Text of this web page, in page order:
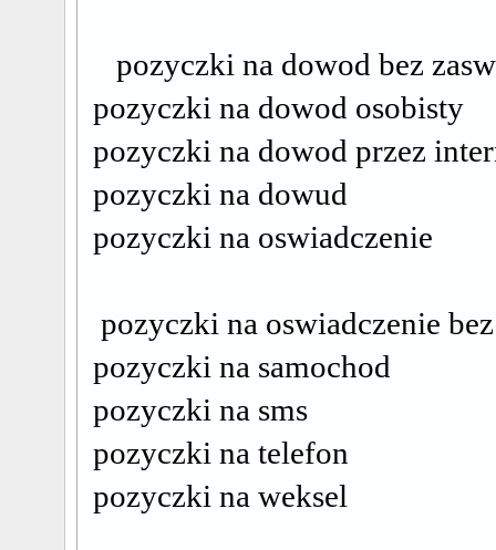
pozyczki na dowod bez
pozyczki na dowod osobisty
pozyczki na dowod przez
pozyczki na dowud
pozyczki na oswiadczenie
pozyczki na oswiadczenie
pozyczki na samochod
pozyczki na sms
pozyczki na telefon
pozyczki na weksel